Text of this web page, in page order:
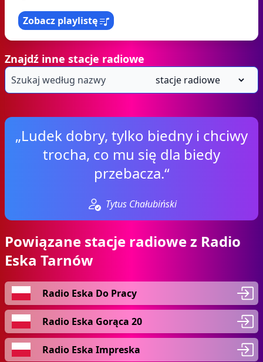
Zobacz playlistę
Znajdź inne stacje radiowe
„Ludek dobry, tylko biedny i chciwy
trocha, co mu się dla biedy
przebacza.“
Tytus Chałubiński
Powiązane stacje radiowe z Radio
Eska Tarnów
Radio Eska Do Pracy
Radio Eska Gorąca 20
Radio Eska Impreska